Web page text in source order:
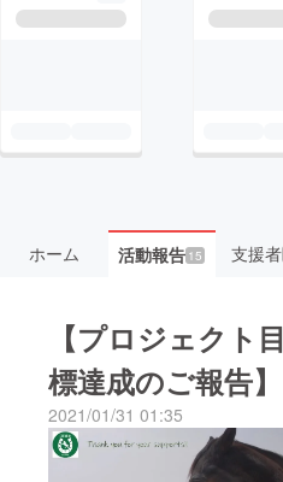
ホーム 活動報告15 支援者
【プロジェクト目
標達成のご報告】
2021/01/31 01:35